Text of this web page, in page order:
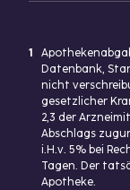
1
Datenbank,
nicht
gesetzlicher
2,3 der
Abschlags
i.H.v. 5% bei
Tagen. Der
Apotheke.